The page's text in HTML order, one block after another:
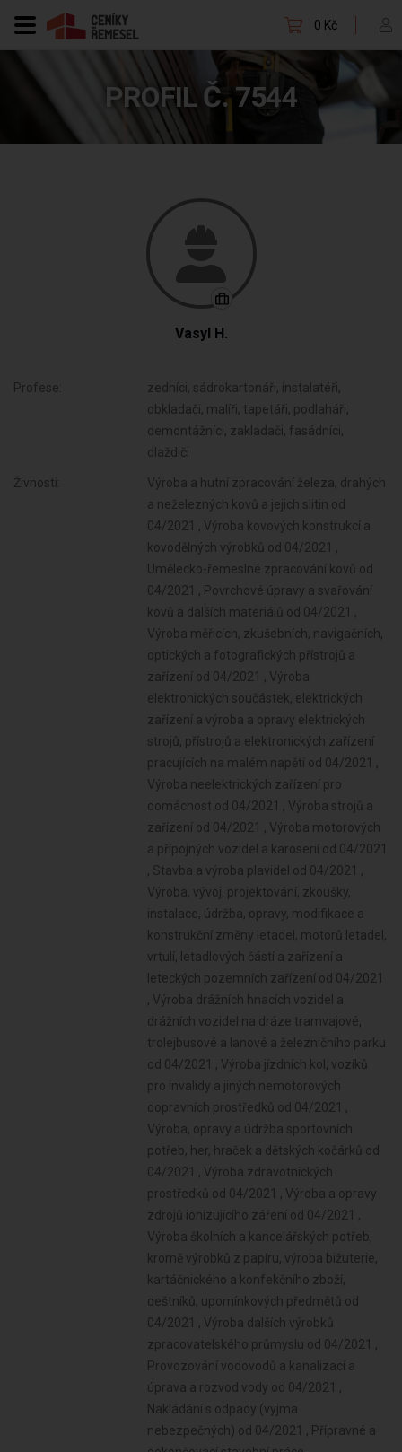
0 Kč
PROFIL Č. 7544
Vasyl H.
Profese:
zedníci, sádrokartonáři, instalatéři,
obkladači, malíři, tapetáři, podlaháři,
demontážníci, zakladači, fasádníci,
dlaždiči
Živnosti: Výroba a hutní zpracování železa, drahých a neželezných kovů a jejich slitin od 04/2021 , Výroba kovových konstrukcí a kovodělných výrobků od 04/2021 , Umělecko-řemeslné zpracování kovů od 04/2021 , Povrchové úpravy a svařování kovů a dalších materiálů od 04/2021 , Výroba měřicích, zkušebních, navigačních, optických a fotografických přístrojů a zařízení od 04/2021 , Výroba elektronických součástek, elektrických zařízení a výroba a opravy elektrických strojů, přístrojů a elektronických zařízení pracujících na malém napětí od 04/2021 , Výroba neelektrických zařízení pro domácnost od 04/2021 , Výroba strojů a zařízení od 04/2021 , Výroba motorových a přípojných vozidel a karoserií od 04/2021 , Stavba a výroba plavidel od 04/2021 , Výroba, vývoj, projektování, zkoušky, instalace, údržba, opravy, modifikace a konstrukční změny letadel, motorů letadel, vrtulí, letadlových částí a zařízení a leteckých pozemních zařízení od 04/2021 , Výroba drážních hnacích vozidel a drážních vozidel na dráze tramvajové, trolejbusové a lanové a železničního parku od 04/2021 , Výroba jízdních kol, vozíků pro invalidy a jiných nemotorových dopravních prostředků od 04/2021 , Výroba, opravy a údržba sportovních potřeb, her, hraček a dětských kočárků od 04/2021 , Výroba zdravotnických prostředků od 04/2021 , Výroba a opravy zdrojů ionizujícího záření od 04/2021 , Výroba školních a kancelářských potřeb, kromě výrobků z papíru, výroba bižuterie, kartáčnického a konfekčního zboží, deštníků, upomínkových předmětů od 04/2021 , Výroba dalších výrobků zpracovatelského průmyslu od 04/2021 , Provozování vodovodů a kanalizací a úprava a rozvod vody od 04/2021 , Nakládání s odpady (vyjma nebezpečných) od 04/2021 , Přípravné a dokončovací stavební práce, specializované stavební činnosti od 04/2021 , Sklenářské práce, rámování a paspartování od 04/2021 , Zprostředkování obchodu a služeb od 04/2021 , Zastavárenská činnost a maloobchod s použitým zbožím od 04/2021 , Údržba motorových vozidel a jejich příslušenství od 04/2021 , Skladování, balení zboží, manipulace s nákladem a technické činnosti v dopravě od 04/2021 , Zasilatelství a zastupování v celním řízení od 04/2021 , Ubytovací služby od 04/2021 , Poskytování software, poradenství v oblasti informačních technologií, zpracování dat, hostingové a související činnosti a webové portály od 04/2021 , Činnost informačních a zpravodajských kanceláří od 04/2021 , Nákup, prodej, správa a údržba nemovitostí od 04/2021 , Poradenská a konzultační činnost, zpracování odborných studií a posudků od 04/2021 , Pronájem a půjčování věcí movitých od 04/2021 , Provozování cestovní agentury a průvodcovská činnost v oblasti cestovního ruchu od 04/2021 , Mimoškolní výchova a vzdělávání, pořádání kurzů, školení, včetně lektorské činnosti od 04/2021 , Příprava a vypracování technických návrhů, grafické a kresličské práce od 04/2021 , Provozování kulturních, kulturně-vzdělávacích a zábavních zařízení, pořádání kulturních produkcí, zábav, výstav, veletrhů, přehlídek, prodejních a obdobných akcí od 04/2021 , Projektování elektrických zařízení od 04/2021 , Provozování tělovýchovných a sportovních zařízení a organizování sportovní činnosti od 04/2021 , Výzkum a vývoj v oblasti přírodních a technických věd nebo společenských věd od 04/2021 , Praní pro domácnost, žehlení, opravy a údržba oděvů, bytového textilu a osobního zboží od 04/2021 , Testování, měření, analýzy a kontroly od 04/2021 , Poskytování technických služeb od 04/2021 , Reklamní činnost, marketing, mediální zastoupení od 04/2021 , Výroba a zpracování skla od 04/2021 , Opravy a údržba potřeb pro domácnost, předmětů kulturní povahy, výrobků jemné mechaniky, optických přístrojů a měřidel od 04/2021 , Návrhářská, designérská, aranžérská činnost a modeling od 04/2021 , Poskytování služeb osobního charakteru a pro osobní hygienu od 04/2021 , Fotografické služby od 04/2021 , Výroba, obchod a služby jinde nezařazené od 04/2021 , Poskytování služeb pro rodinu a domácnost od 04/2021 ,